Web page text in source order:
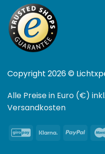
Copyright 2026 ©
Alle Preise in Euro (€) inkl.
Versandkosten
GiroPayKlarna